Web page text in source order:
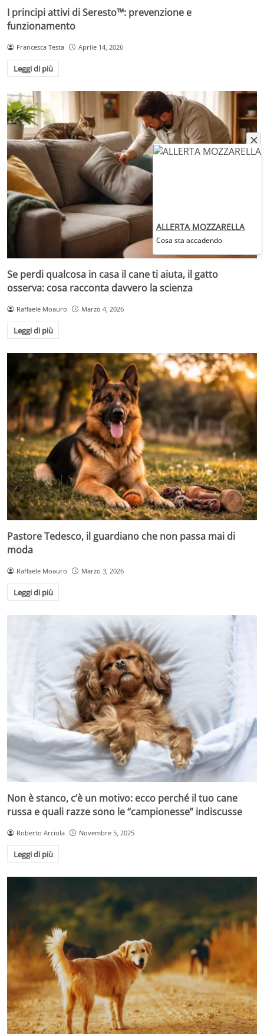
I principi attivi di Seresto™: prevenzione e
funzionamento
Francesca Testa Aprile 14, 2026
Leggi di più
Se perdi qualcosa in casa il cane ti aiuta, il gatto
osserva: cosa racconta davvero la scienza
Raffaele Moauro Marzo 4, 2026
Leggi di più
Pastore Tedesco, il guardiano che non passa mai di
moda
Raffaele Moauro Marzo 3, 2026
Leggi di più
Non è stanco, c’è un motivo: ecco perché il tuo cane
russa e quali razze sono le “campionesse” indiscusse
Roberto Arciola Novembre 5, 2025
Leggi di più
ALLERTA MOZZARELLA
Cosa sta accadendo